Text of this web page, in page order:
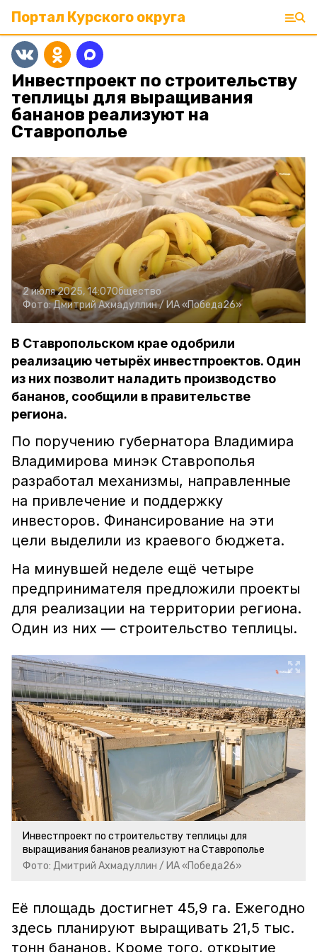
Портал Курского округа
Инвестпроект по строительству
теплицы для выращивания
бананов реализуют на
Ставрополье
2 июля 2025, 14:07Общество
Фото:Дмитрий Ахмадуллин / ИА «Победа26»
В Ставропольском крае одобрили
реализацию четырёх инвестпроектов. Один
из них позволит наладить производство
бананов, сообщили в правительстве
региона.
По поручению губернатора Владимира
Владимирова минэк Ставрополья
разработал механизмы, направленные
на привлечение и поддержку
инвесторов. Финансирование на эти
цели выделили из краевого бюджета.
На минувшей неделе ещё четыре
предпринимателя предложили проекты
для реализации на территории региона.
Один из них — строительство теплицы.
Инвестпроект по строительству теплицы для
выращивания бананов реализуют на Ставрополье
Фото: Дмитрий Ахмадуллин / ИА «Победа26»
Её площадь достигнет 45,9 га. Ежегодно
здесь планируют выращивать 21,5 тыс.
тонн бананов. Кроме того, открытие